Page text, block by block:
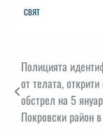
СВЯТ
Навигация
Полицията
от телата,
обстрел на 5
Покровски район